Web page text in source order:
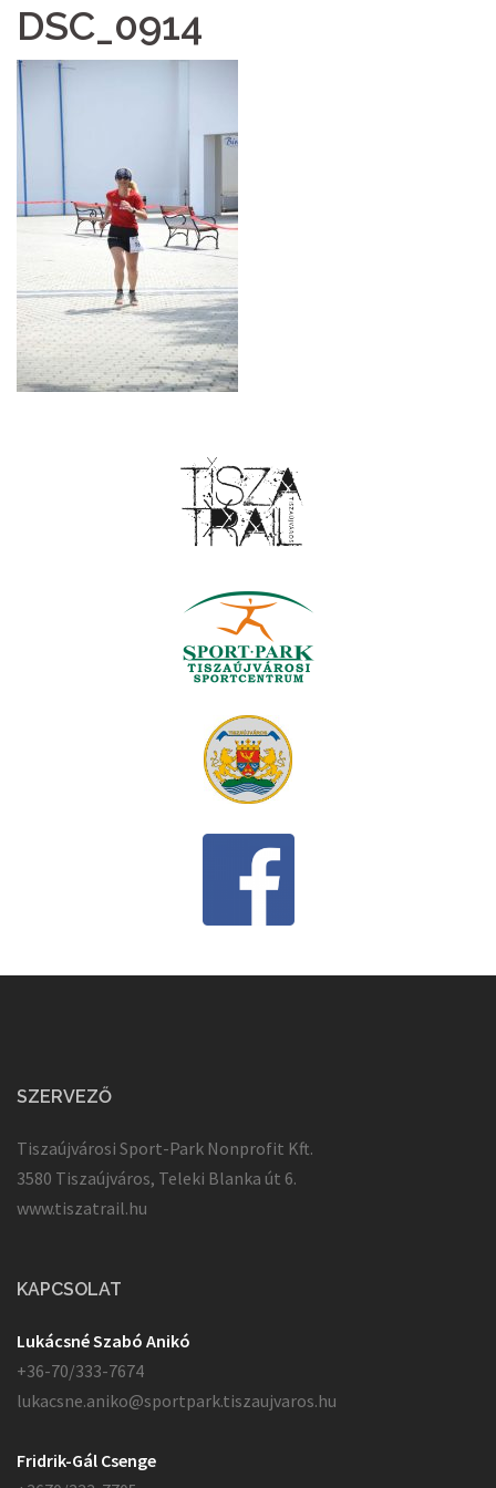
DSC_0914
SZERVEZŐ
Tiszaújvárosi Sport-Park Nonprofit Kft.
3580 Tiszaújváros, Teleki Blanka út 6.
www.tiszatrail.hu
KAPCSOLAT
Lukácsné Szabó Anikó
+36-70/333-7674
lukacsne.aniko@sportpark.tiszaujvaros.hu
Fridrik-Gál Csenge